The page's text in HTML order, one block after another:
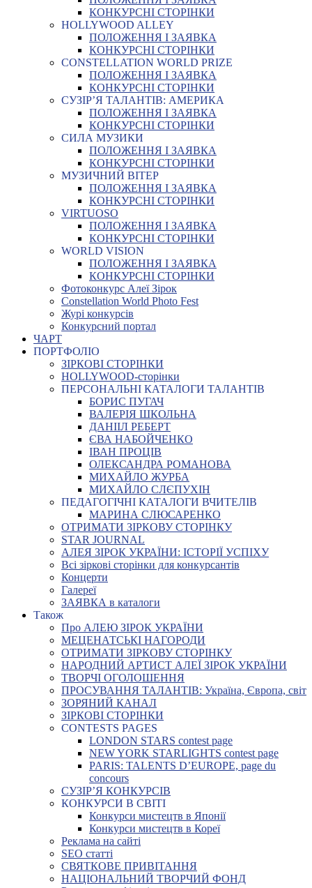
КОНКУРСНІ СТОРІНКИ
HOLLYWOOD ALLEY
ПОЛОЖЕННЯ І ЗАЯВКА
КОНКУРСНІ СТОРІНКИ
CONSTELLATION WORLD PRIZE
ПОЛОЖЕННЯ І ЗАЯВКА
КОНКУРСНІ СТОРІНКИ
СУЗІР’Я ТАЛАНТІВ: АМЕРИКА
ПОЛОЖЕННЯ І ЗАЯВКА
КОНКУРСНІ СТОРІНКИ
СИЛА МУЗИКИ
ПОЛОЖЕННЯ І ЗАЯВКА
КОНКУРСНІ СТОРІНКИ
МУЗИЧНИЙ ВІТЕР
ПОЛОЖЕННЯ І ЗАЯВКА
КОНКУРСНІ СТОРІНКИ
VIRTUOSO
ПОЛОЖЕННЯ І ЗАЯВКА
КОНКУРСНІ СТОРІНКИ
WORLD VISION
ПОЛОЖЕННЯ І ЗАЯВКА
КОНКУРСНІ СТОРІНКИ
Фотоконкурс Алеї Зірок
Constellation World Photo Fest
Журі конкурсів
Конкурсний портал
ЧАРТ
ПОРТФОЛІО
ЗІРКОВІ СТОРІНКИ
HOLLYWOOD-сторінки
ПЕРСОНАЛЬНІ КАТАЛОГИ ТАЛАНТІВ
БОРИС ПУГАЧ
ВАЛЕРІЯ ШКОЛЬНА
ДАНІІЛ РЕБЕРТ
ЄВА НАБОЙЧЕНКО
ІВАН ПРОЦІВ
ОЛЕКСАНДРА РОМАНОВА
МИХАЙЛО ЖУРБА
МИХАЙЛО СЛЄПУХІН
ПЕДАГОГІЧНІ КАТАЛОГИ ВЧИТЕЛІВ
МАРИНА СЛЮСАРЕНКО
ОТРИМАТИ ЗІРКОВУ СТОРІНКУ
STAR JOURNAL
АЛЕЯ ЗІРОК УКРАЇНИ: ІСТОРІЇ УСПІХУ
Всі зіркові сторінки для конкурсантів
Концерти
Галереї
ЗАЯВКА в каталоги
Також
Про АЛЕЮ ЗІРОК УКРАЇНИ
МЕЦЕНАТСЬКІ НАГОРОДИ
ОТРИМАТИ ЗІРКОВУ СТОРІНКУ
НАРОДНИЙ АРТИСТ АЛЕЇ ЗІРОК УКРАЇНИ
ТВОРЧІ ОГОЛОШЕННЯ
ПРОСУВАННЯ ТАЛАНТІВ: Україна, Європа, світ
ЗОРЯНИЙ КАНАЛ
ЗІРКОВІ СТОРІНКИ
CONTESTS PAGES
LONDON STARS contest page
NEW YORK STARLIGHTS contest page
PARIS: TALENTS D’EUROPE, page du
concours
СУЗІР’Я КОНКУРСІВ
КОНКУРСИ В СВІТІ
Конкурси мистецтв в Японії
Конкурси мистецтв в Кореї
Реклама на сайті
SEO статті
СВЯТКОВЕ ПРИВІТАННЯ
НАЦІОНАЛЬНИЙ ТВОРЧИЙ ФОНД